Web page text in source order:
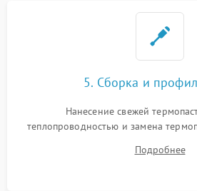
5. Сборка и
Нанесение свежей
теплопроводностью и замена
шлейфов, модулей памяти иПодробнее